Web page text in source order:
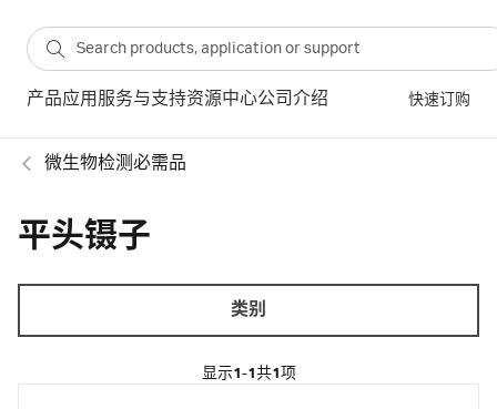
产品应用 服务与支持资源中心公司介绍 快速订购
微生物检测必需品
平头镊子
类别
显示1-1 共1 项